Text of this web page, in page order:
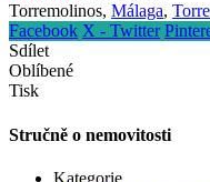
Torremolinos,Málaga,
Facebook X - Twitter
Sdílet
Oblíbené
Tisk
Stručně o nemovitosti
Kategorie